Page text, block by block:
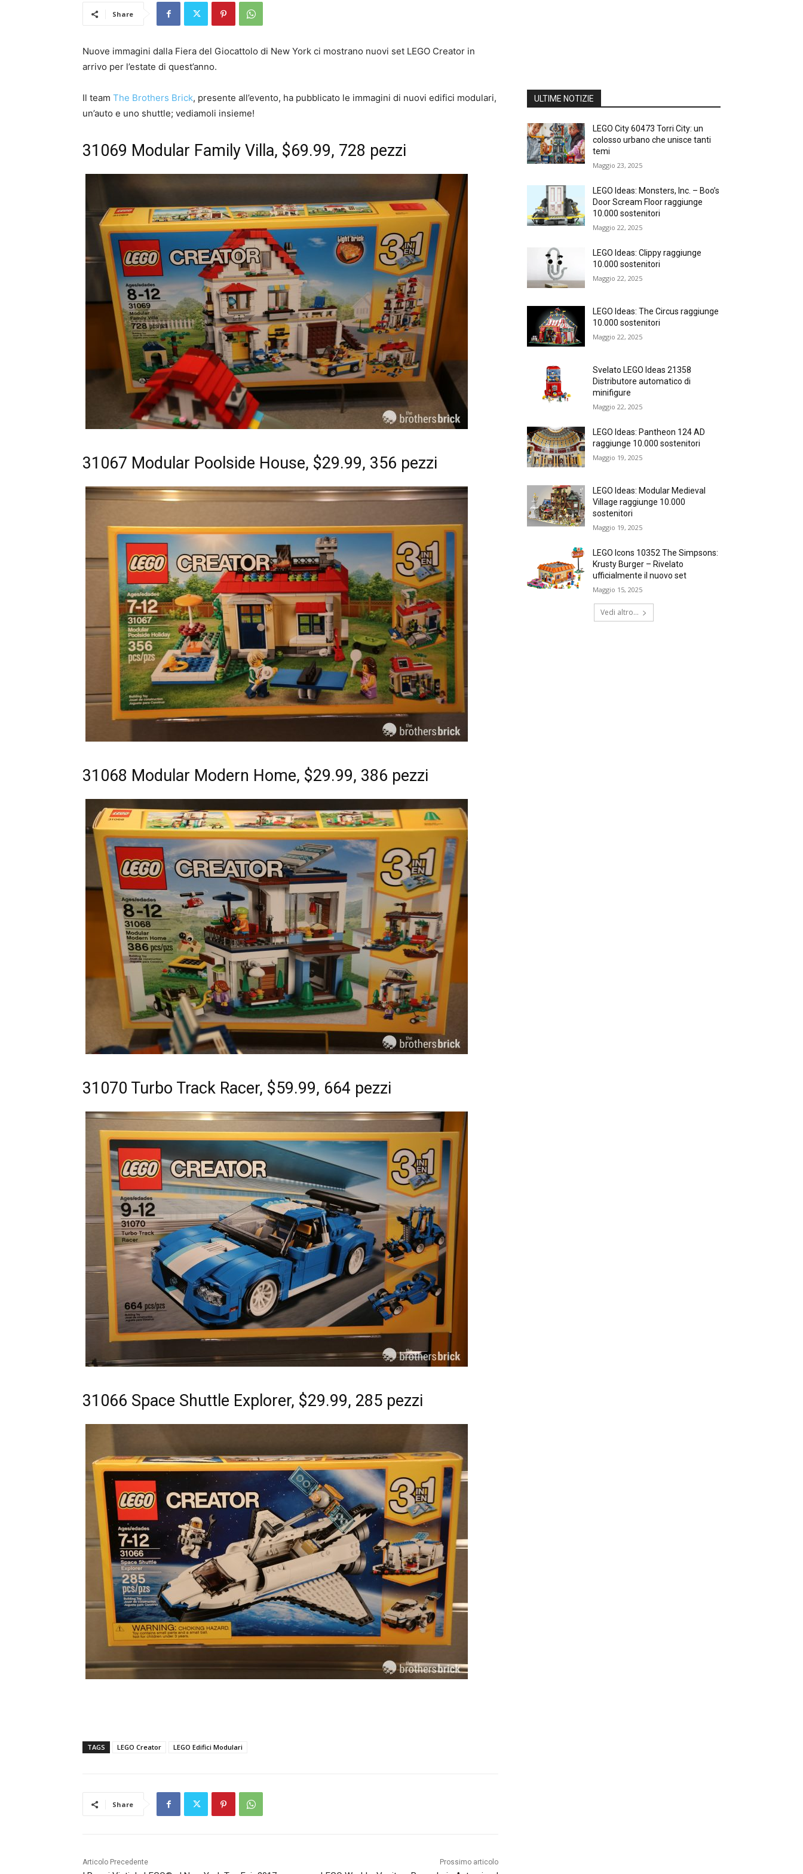
Share
Nuove immagini dalla Fiera del Giocattolo di New York ci mostrano nuovi set LEGO Creator in
arrivo per l’estate di quest’anno.
Il team The Brothers Brick, presente all’evento, ha pubblicato le immagini di nuovi edifici modulari,
un’auto e uno shuttle; vediamoli insieme!
31069 Modular Family Villa, $69.99, 728 pezzi
31067 Modular Poolside House, $29.99, 356 pezzi
31068 Modular Modern Home, $29.99, 386 pezzi
31070 Turbo Track Racer, $59.99, 664 pezzi
31066 Space Shuttle Explorer, $29.99, 285 pezzi
TAGS LEGO Creator LEGO Edifici Modulari
Share
Articolo Precedente Prossimo articolo
ULTIME NOTIZIE
LEGO City 60473 Torri City: un
colosso urbano che unisce tanti
temi
Maggio 23, 2025
LEGO Ideas: Monsters, Inc. – Boo’s
Door Scream Floor raggiunge
10.000 sostenitori
Maggio 22, 2025
LEGO Ideas: Clippy raggiunge
10.000 sostenitori
Maggio 22, 2025
LEGO Ideas: The Circus raggiunge
10.000 sostenitori
Maggio 22, 2025
Svelato LEGO Ideas 21358
Distributore automatico di
minifigure
Maggio 22, 2025
LEGO Ideas: Pantheon 124 AD
raggiunge 10.000 sostenitori
Maggio 19, 2025
LEGO Ideas: Modular Medieval
Village raggiunge 10.000
sostenitori
Maggio 19, 2025
LEGO Icons 10352 The Simpsons:
Krusty Burger – Rivelato
ufficialmente il nuovo set
Maggio 15, 2025
Vedi altro...